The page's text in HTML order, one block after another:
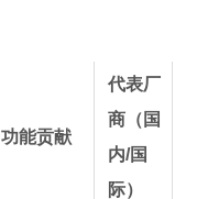
功能贡献
代表厂
商（国
内/国
际）